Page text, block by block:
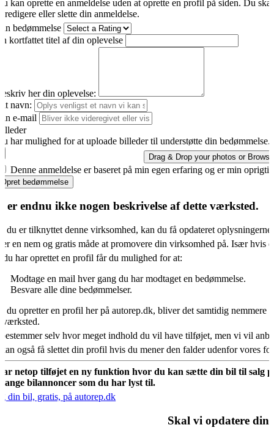
kan oprette en anmeldelse uden at oprette en profil på siden. Du
redigere eller slette din anmeldelse.
bedømmelse
kortfattet titel af din oplevelse
her din oplevelse:
navn:
e-mail
har mulighed for at uploade billeder til understøtte din bedømmelse.
Drag & Drop your photos or Browse
Denne anmeldelse er baseret på min egen erfaring og er min
Opret bedømmelse
er endnu ikke nogen beskrivelse af dette værksted.
du er tilknyttet denne virksomhed, kan du få opdateret oplysningerne.
er en nem og gratis måde at promovere din virksomhed på. Især hvis
du har oprettet en profil får du mulighed for at:
Modtage en mail hver gang du har modtaget en bedømmelse.
Besvare alle dine bedømmelser.
du opretter en profil her på autorep.dk, bliver det samtidig nemmere
selv hvor meget indhold du vil have tilføjet, men vi vil
også få slettet din profil hvis du mener den falder udenfor vores
netop tilføjet en ny funktion hvor du kan sætte din bil til salg
bilannoncer som du har lyst til.
din bil, gratis, på autorep.dk
Skal vi opdatere din